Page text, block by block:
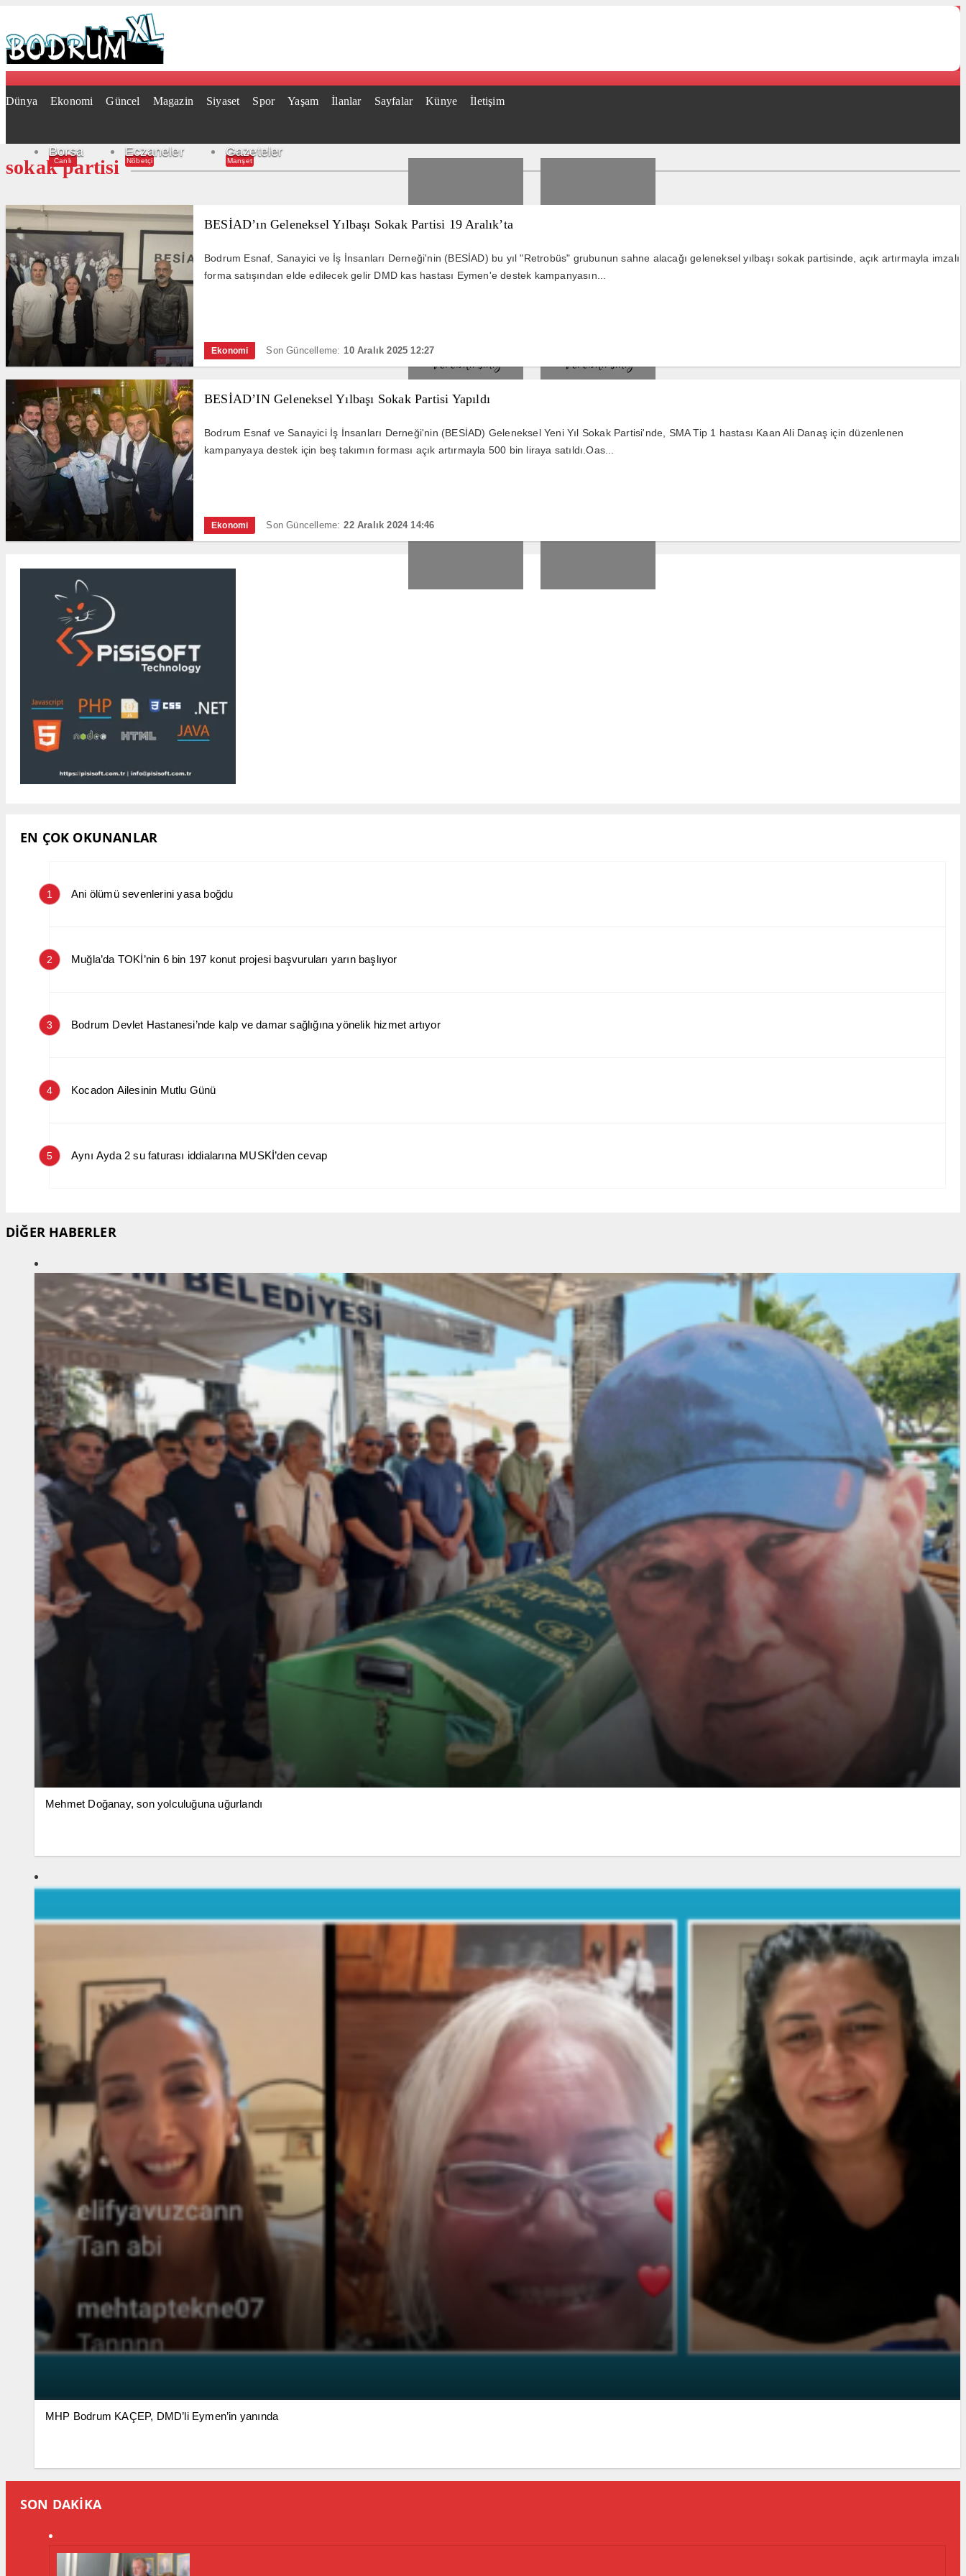
Dünya Ekonomi Güncel Magazin Siyaset Spor Yaşam İlanlar Sayfalar Künye İletişim
Borsa
Canlı
Eczaneler
Nöbetçi
Gazeteler
Manşet
sokak partisi
BESİAD’ın Geleneksel Yılbaşı Sokak Partisi 19 Aralık’ta
Bodrum Esnaf, Sanayici ve İş İnsanları Derneği'nin (BESİAD) bu yıl "Retrobüs" grubunun sahne alacağı geleneksel yılbaşı sokak partisinde, açık artırmayla imzalı
forma satışından elde edilecek gelir DMD kas hastası Eymen'e destek kampanyasın...
Ekonomi Son Güncelleme: 10 Aralık 2025 12:27
BESİAD’IN Geleneksel Yılbaşı Sokak Partisi Yapıldı
Bodrum Esnaf ve Sanayici İş İnsanları Derneği'nin (BESİAD) Geleneksel Yeni Yıl Sokak Partisi'nde, SMA Tip 1 hastası Kaan Ali Danaş için düzenlenen
kampanyaya destek için beş takımın forması açık artırmayla 500 bin liraya satıldı.Oas...
Ekonomi Son Güncelleme: 22 Aralık 2024 14:46
EN ÇOK OKUNANLAR
1 Ani ölümü sevenlerini yasa boğdu
2 Muğla’da TOKİ’nin 6 bin 197 konut projesi başvuruları yarın başlıyor
3 Bodrum Devlet Hastanesi’nde kalp ve damar sağlığına yönelik hizmet artıyor
4 Kocadon Ailesinin Mutlu Günü
5 Aynı Ayda 2 su faturası iddialarına MUSKİ’den cevap
DİĞER HABERLER
Mehmet Doğanay, son yolculuğuna uğurlandı
MHP Bodrum KAÇEP, DMD’li Eymen’in yanında
SON DAKİKA